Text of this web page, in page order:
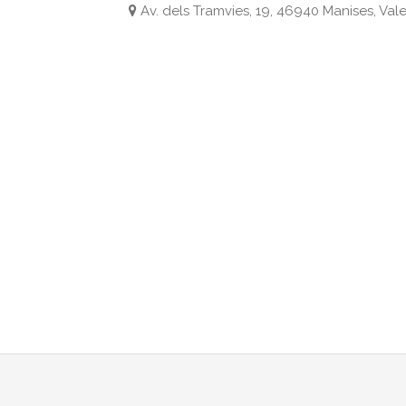
Av. dels Tramvies, 19, 46940 Manises,